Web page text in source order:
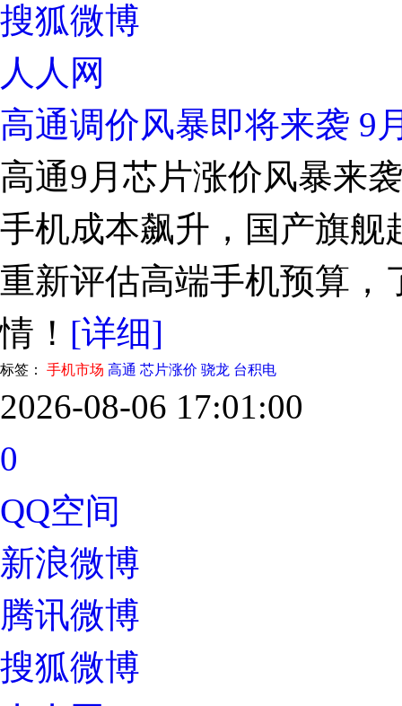
搜狐微博
人人网
高通调价风暴即将来袭 9
高通9月芯片涨价风暴来
手机成本飙升，国产旗舰
重新评估高端手机预算，
情！ [详细]
标签： 手机市场 高通 芯片涨价 骁龙 台积电
2026-08-06 17:01:00
0
QQ空间
新浪微博
腾讯微博
搜狐微博